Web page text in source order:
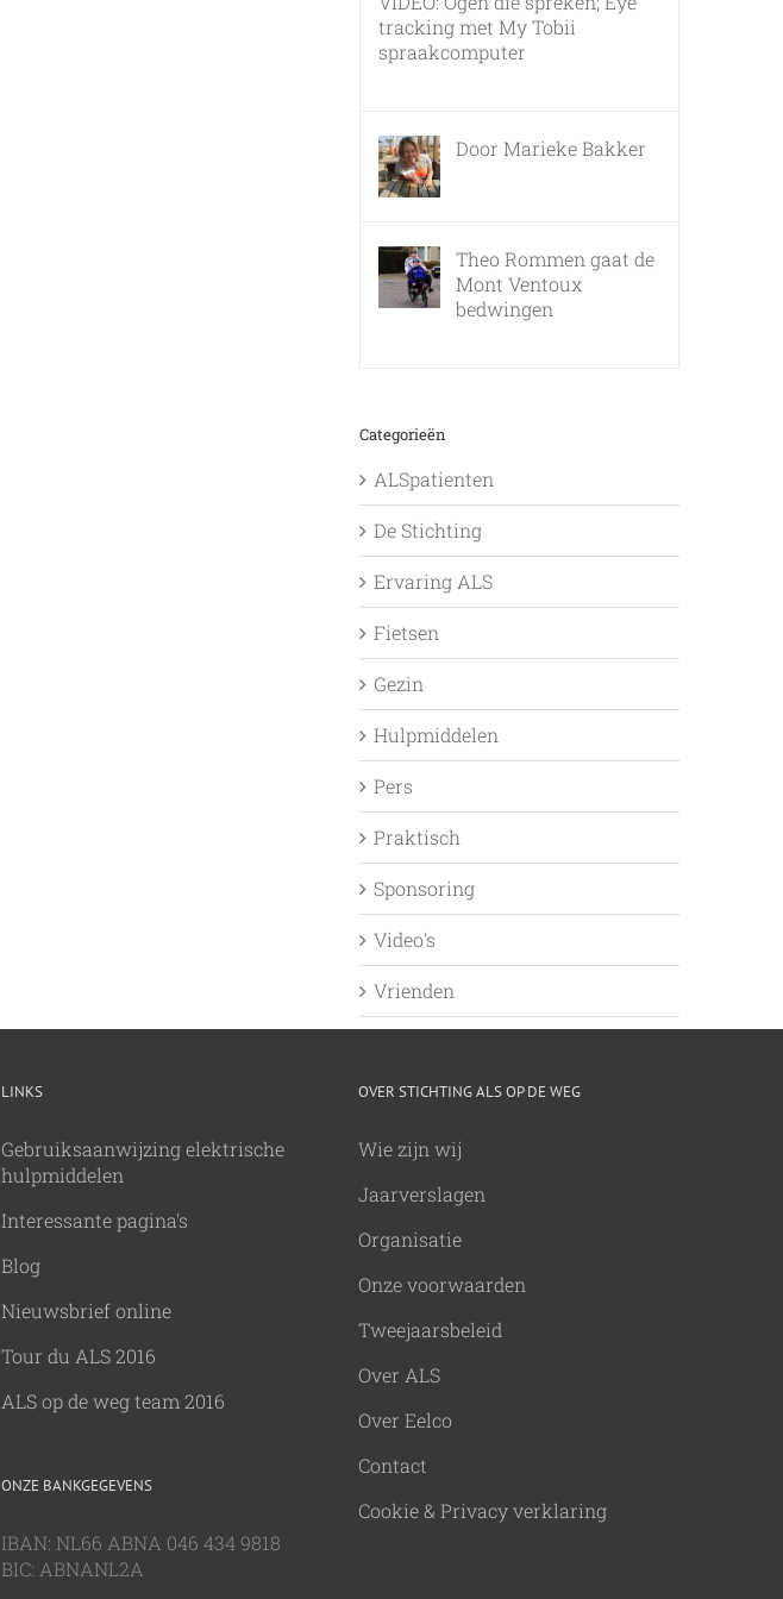
tracking met My Tobii
spraakcomputer
Door Marieke Bakker
Theo Rommen gaat de
Mont Ventoux
bedwingen
Categorieën
ALSpatienten
De Stichting
Ervaring ALS
Fietsen
Gezin
Hulpmiddelen
Pers
Praktisch
Sponsoring
Video's
Vrienden
LINKS
Gebruiksaanwijzing elektrische
hulpmiddelen
Interessante pagina's
Blog
Nieuwsbrief online
Tour du ALS 2016
ALS op de weg team 2016
ONZE BANKGEGEVENS
IBAN: NL66 ABNA 046 434 9818
BIC: ABNANL2A
OVER STICHTING ALS OP DE WEG
Wie zijn wij
Jaarverslagen
Organisatie
Onze voorwaarden
Tweejaarsbeleid
Over ALS
Over Eelco
Contact
Cookie & Privacy verklaring